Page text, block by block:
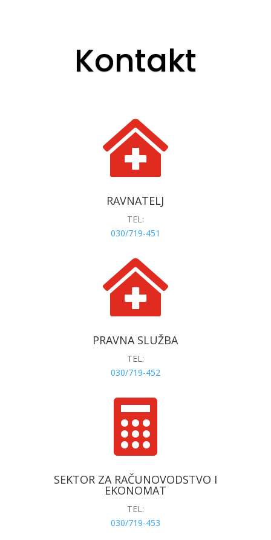
Kontakt

RAVNATELJ
TEL:
030/719-451

PRAVNA SLUŽBA
TEL:
030/719-452

SEKTOR ZA RAČUNOVODSTVO I
EKONOMAT
TEL:
030/719-453